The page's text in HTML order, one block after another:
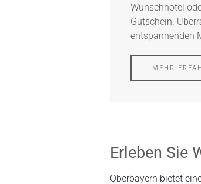
Wunschhotel
Gutschein.
entspannenden
MEHR
Erleben Sie
Oberbayern bietet